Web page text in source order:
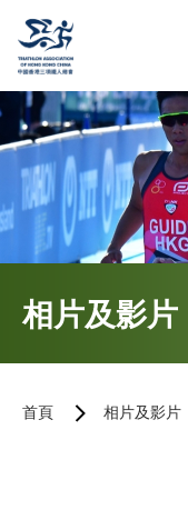
會員登入
相片及影片
首頁 相片及影片